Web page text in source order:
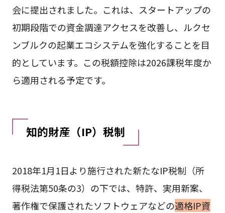
会に提出されました。これは、スタートアップの
初期段階での資金調達アクセスを改善し、ルクセ
ンブルクの起業エコシステムを強化することを目
的としています。この税額控除は2026課税年度か
ら適用される予定です。
知的財産（IP）税制
2018年1月1日より施行された新たなIP税制（所
得税法第50条の3）の下では、特許、実用新案、
著作権で保護されたソフトウェアなどの適格IP資